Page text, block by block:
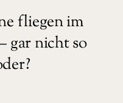
fliegen im
gar nicht so